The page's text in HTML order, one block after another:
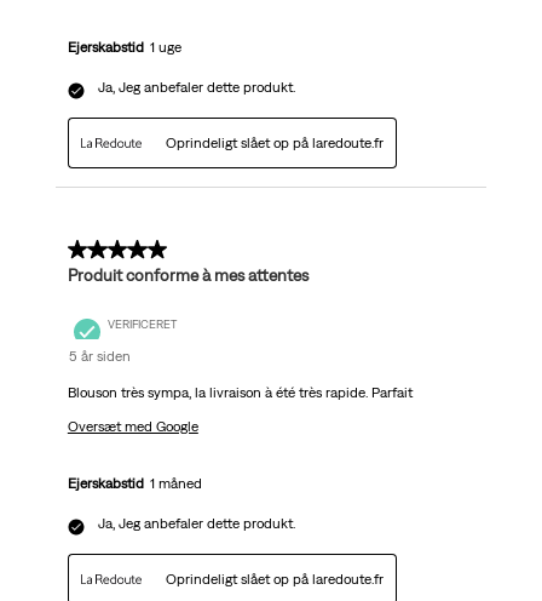
Ejerskabstid 1 uge
Ja, Jeg anbefaler dette produkt.
Oprindeligt slået op på laredoute.fr
5 ud af 5 stjerner.
Produit conforme à mes attentes
VERIFICERET
5 år siden
Blouson très sympa, la livraison à été très rapide. Parfait
Oversæt med Google
Ejerskabstid 1 måned
Ja, Jeg anbefaler dette produkt.
Oprindeligt slået op på laredoute.fr